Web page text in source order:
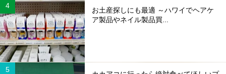
お土産探しにも最適 ～ハワイでヘアケ
ア製品やネイル製品買...